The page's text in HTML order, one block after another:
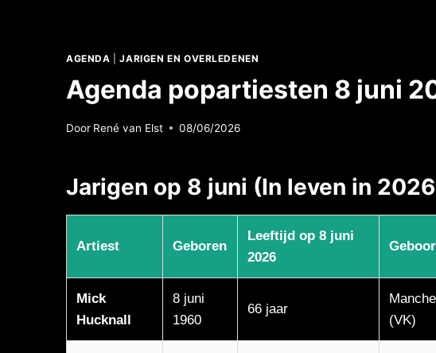
AGENDA |JARIGEN EN OVERLEDENEN
Agenda popartiesten 8 juni
Door René van Elst 08/06/2026
Jarigen op 8 juni (In leven in
Artiest Geboren
Leeftijd op 8 juni
2026
Mick
Hucknall
8 juni
1960
66 jaar
(VK)